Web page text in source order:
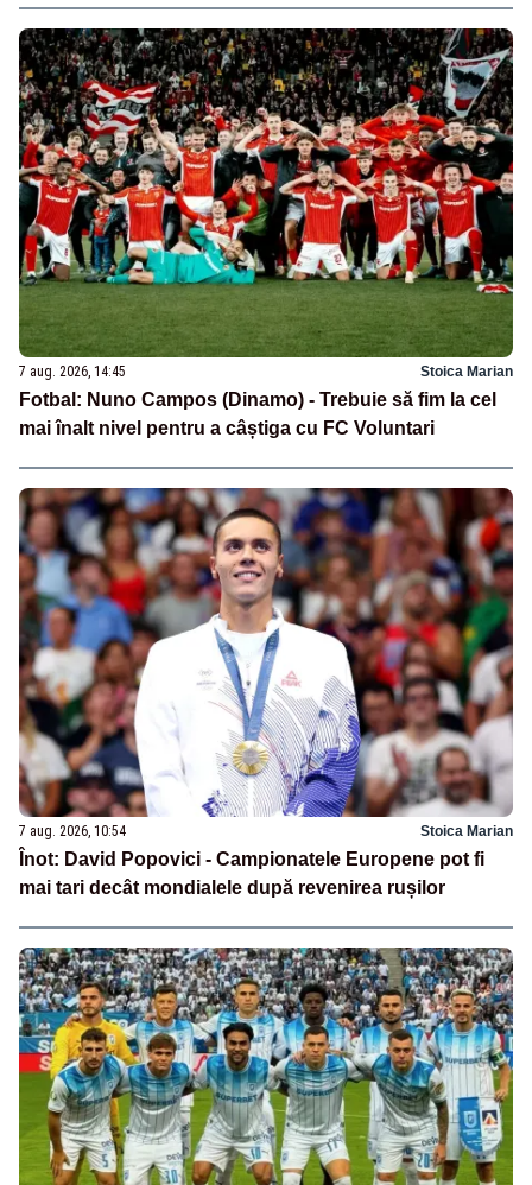
7 aug. 2026, 14:45 Stoica Marian
Fotbal: Nuno Campos (Dinamo) - Trebuie să fim la cel
mai înalt nivel pentru a câștiga cu FC Voluntari
7 aug. 2026, 10:54 Stoica Marian
Înot: David Popovici - Campionatele Europene pot fi
mai tari decât mondialele după revenirea rușilor